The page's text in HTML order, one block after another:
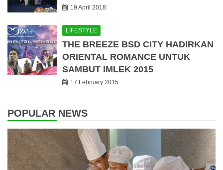
19 April 2018
LIFESTYLE
THE BREEZE BSD CITY HADIRKAN
ORIENTAL ROMANCE UNTUK
SAMBUT IMLEK 2015
17 February 2015
POPULAR NEWS